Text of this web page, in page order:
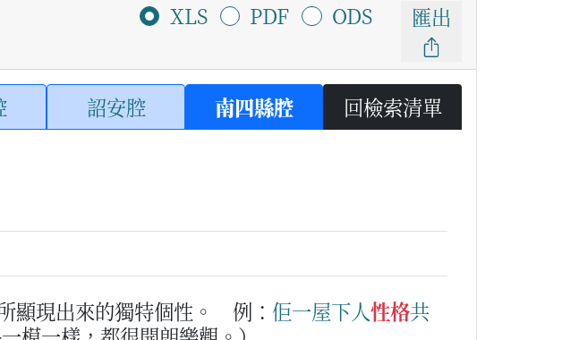
XLS PDF ODS 匯出
詔安腔 南四縣腔 回檢索清單
顯現出來的獨特個性。 例： 佢一屋下人性格共